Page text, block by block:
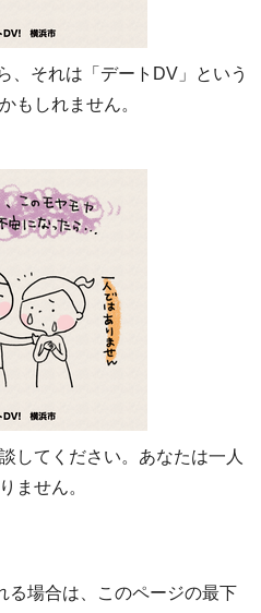
、それは「デートDV」という
もしれません。
してください。あなたは一人
ません。
場合は、このページの最下